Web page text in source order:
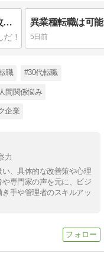
真面目な人が損をする職場の構造｜改善するほど仕事が増える理由
5日前
職 #30代転職
間関係悩み
企業
力
、具体的な改善策や心理
専門家の声を元に、ビジ
手や管理者のスキルアッ